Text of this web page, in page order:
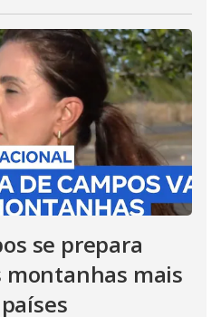
se prepara
montanhas mais